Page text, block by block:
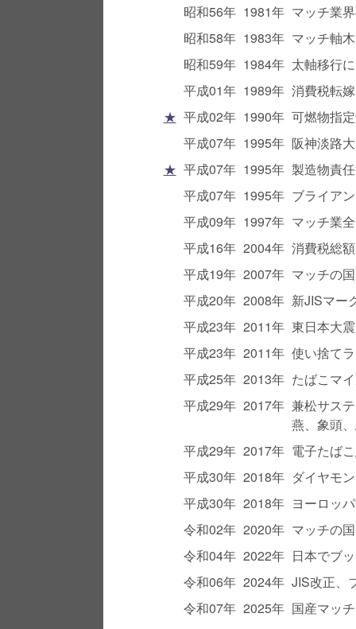
昭和56年 1981年 マッチ業
昭和58年 1983年 マッチ軸
昭和59年 1984年 太軸移行
平成01年 1989年 消費税転
★ 平成02年 1990年 可燃物指
平成07年 1995年 阪神淡路
★ 平成07年 1995年 製造物責
平成07年 1995年 ブライア
平成09年 1997年 マッチ業
平成16年 2004年 消費税総
平成19年 2007年 マッチの
平成20年 2008年 新JISマー
平成23年 2011年 東日本大
平成23年 2011年 使い捨て
平成25年 2013年 たばこマ
平成29年 2017年 兼松サス
燕、象頭
平成29年 2017年 電子たば
平成30年 2018年 ダイヤモ
平成30年 2018年 ヨーロッ
令和02年 2020年 マッチの
令和04年 2022年 日本でブ
令和06年 2024年 JIS改正、
令和07年 2025年 国産マッ